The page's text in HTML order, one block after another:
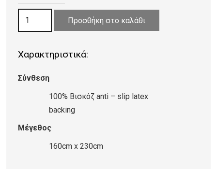
197,60 €.
492/473444
Προσθήκη στο καλάθι
Χαρακτηριστικά:
Σύνθεση
100% Βισκόζ anti – slip latex
backing
Μέγεθος
160cm x 230cm